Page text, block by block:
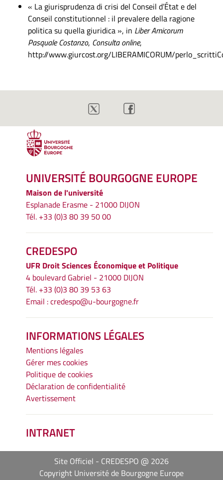
« La giurisprudenza di crisi del Conseil d’État e del
Conseil constitutionnel : il prevalere della ragione
politica su quella giuridica », in Liber Amicorum
Pasquale Costanzo, Consulta online,
http://www.giurcost.org/LIBERAMICORUM/
UNIVERSITÉ BOURGOGNE EUROPE
Maison de l'université
Esplanade Erasme - 21000 DIJON
Tél. +33 (0)3 80 39 50 00
CREDESPO
UFR Droit Sciences Économique et Politique
4 boulevard Gabriel - 21000 DIJON
Tél. +33 (0)3 80 39 53 63
Email :credespo@u-bourgogne.fr
INFORMATIONS LÉGALES
Mentions légales
Gérer mes cookies
Politique de cookies
Déclaration de confidentialité
Avertissement
INTRANET
Site Officiel - CREDESPO @ 2026
Copyright Université de Bourgogne Europe